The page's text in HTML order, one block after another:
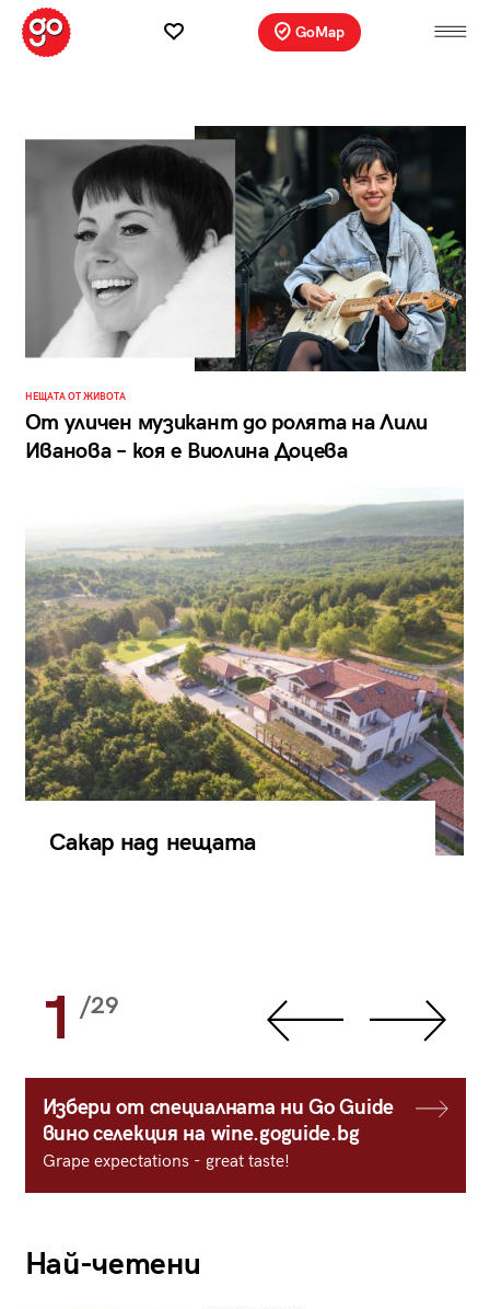
GoMap
НЕЩАТА ОТ ЖИВОТА
От уличен музикант до ролята на Лили
Иванова – коя е Виолина Доцева
Сакар над нещата
1 /29
Избери от специалната ни Go Guide
вино селекция на wine.goguide.bg
Grape expectations - great taste!
Най-четени